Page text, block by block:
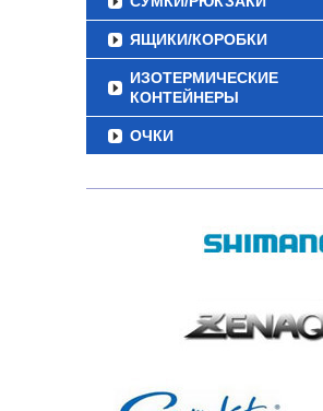
ЯЩИКИ/КОРОБКИ
ИЗОТЕРМИЧЕСКИЕ
КОНТЕЙНЕРЫ
ОЧКИ